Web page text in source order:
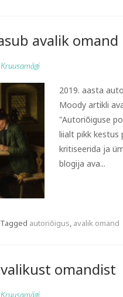
avalik omand
2019. aasta
Moody artikli
"Autoriõiguse
liialt pikk kestus
kritiseerida ja
blogija ava...
Tagged autoriõigus, avalik omand
omandist